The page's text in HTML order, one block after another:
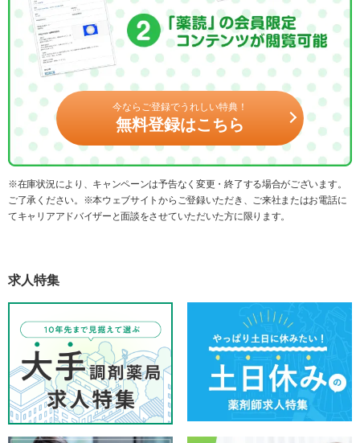
今ならご登録でうれしい特典！
無料登録はこちら
※在庫状況により、キャンペーンは予告なく変更・終了する場合がございます。
ご了承ください。※本ウェブサイトからご登録いただき、ご来社またはお電話に
てキャリアアドバイザーと面談をさせていただいた方に限ります。
求人特集